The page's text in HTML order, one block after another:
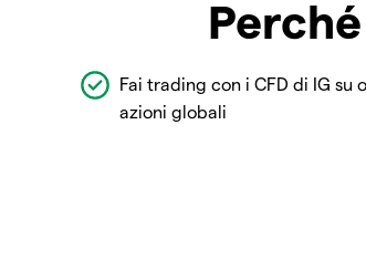
Fai trading con i CFD di IG su
azioni globali